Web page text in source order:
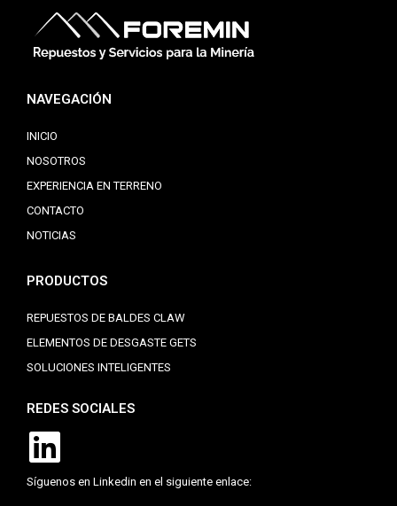
NAVEGACIÓN
INICIO
NOSOTROS
EXPERIENCIA EN TERRENO
CONTACTO
NOTICIAS
PRODUCTOS
REPUESTOS DE BALDES CLAW
ELEMENTOS DE DESGASTE GETS
SOLUCIONES INTELIGENTES
REDES SOCIALES
Síguenos en Linkedin en el siguiente enlace: